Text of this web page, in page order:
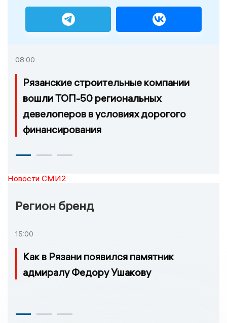
08:00
Рязанские строительные компании
вошли ТОП-50 региональных
девелоперов в условиях дорогого
финансирования
Новости СМИ2
Регион бренд
15:00
Как в Рязани появился памятник
адмиралу Федору Ушакову